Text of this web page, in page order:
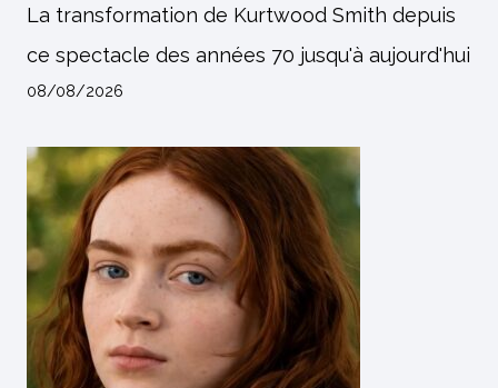
La transformation de Kurtwood Smith depuis
ce spectacle des années 70 jusqu'à aujourd'hui
08/08/2026